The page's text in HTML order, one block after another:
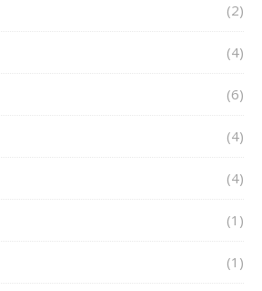
(2)
(4)
(6)
(4)
(4)
(1)
(1)